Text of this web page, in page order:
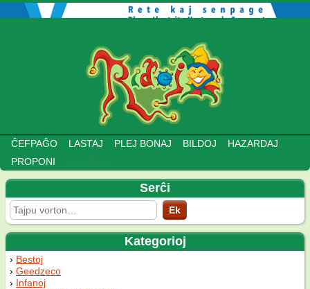
ĈEFPAĜO LASTAJ PLEJ BONAJ BILDOJ
HAZARDAJ
PROPONI
Serĉi
Kategorioj
Bestoj
Geedzeco
Infanoj